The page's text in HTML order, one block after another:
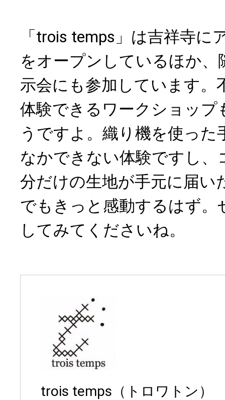
「trois temps」は吉祥寺に
をオープンしているほか、
示会にも参加しています。
体験できるワークショップ
うですよ。織り機を使った
なかできない体験ですし、
分だけの生地が手元に届い
でもきっと感動するはず。
してみてくださいね。
trois temps（トロワトン）